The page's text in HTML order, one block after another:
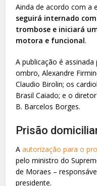
Ainda de acordo com a
seguirá internado
trombose e iniciará
motora e funcional.
A publicação é
ombro, Alexandre
Claudio Birolin; os
Brasil Caiado; e o
B. Barcelos Borges.
Prisão
Aautorização para o
pelo ministro do
de Moraes –
presidente.